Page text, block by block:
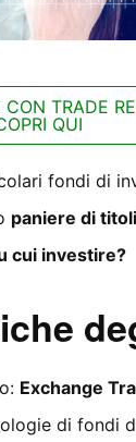
CON TRADE
QUI
fondi di
paniere di
cui investire?
Exchange
di fondi